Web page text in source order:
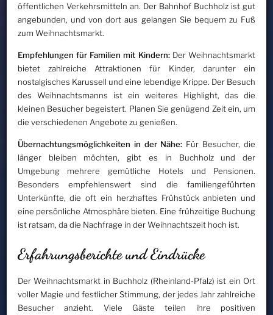
öffentlichen Verkehrsmitteln an. Der Bahnhof Buchholz ist gut
angebunden, und von dort aus gelangen Sie bequem zu Fuß
zum Weihnachtsmarkt.
Empfehlungen für Familien mit Kindern:Der Weihnachtsmarkt
bietet zahlreiche Attraktionen für Kinder, darunter ein
nostalgisches Karussell und eine lebendige Krippe. Der Besuch
des Weihnachtsmanns ist ein weiteres Highlight, das die
kleinen Besucher begeistert. Planen Sie genügend Zeit ein, um
die verschiedenen Angebote zu genießen.
Übernachtungsmöglichkeiten in der Nähe: Für Besucher, die
länger bleiben möchten, gibt es in Buchholz und der
Umgebung mehrere gemütliche Hotels und Pensionen.
Besonders empfehlenswert sind die familiengeführten
Unterkünfte, die oft ein herzhaftes Frühstück anbieten und
eine persönliche Atmosphäre bieten. Eine frühzeitige Buchung
ist ratsam, da die Nachfrage in der Weihnachtszeit hoch ist.
Erfahrungsberichte und Eindrücke
Der Weihnachtsmarkt in Buchholz (Rheinland-Pfalz) ist ein Ort
voller Magie und festlicher Stimmung, der jedes Jahr zahlreiche
Besucher anzieht. Viele Gäste teilen ihre positiven